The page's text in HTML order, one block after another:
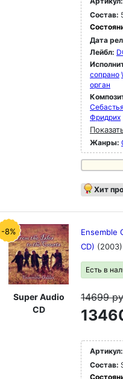
Состав:
Дата
Лейбл:
сопрано
орган
Фридрих
Жанры:
Хит
-8%
Super Audio
CD
Ensemble
CD) (2003)
Есть в
14699
Артикул:
Состав: